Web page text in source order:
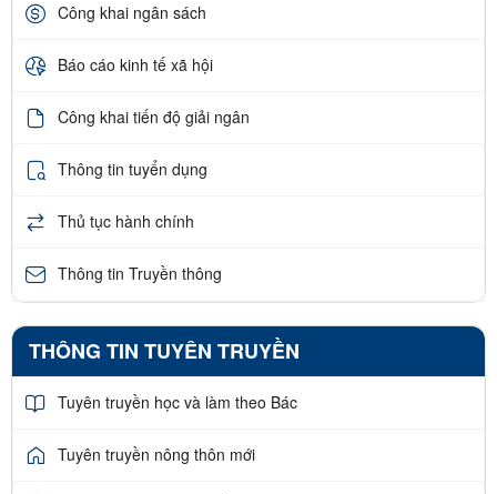
Công khai ngân sách
Báo cáo kinh tế xã hội
Công khai tiến độ giải ngân
Thông tin tuyển dụng
Thủ tục hành chính
Thông tin Truyền thông
THÔNG TIN TUYÊN TRUYỀN
Tuyên truyền học và làm theo Bác
Tuyên truyền nông thôn mới